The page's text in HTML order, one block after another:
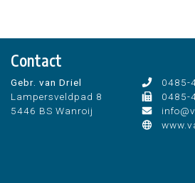
Scope 8 of scope 10
Contact
Gebr. van Driel
Lampersveldpad 8
5446 BS Wanroij
0485-
0485-